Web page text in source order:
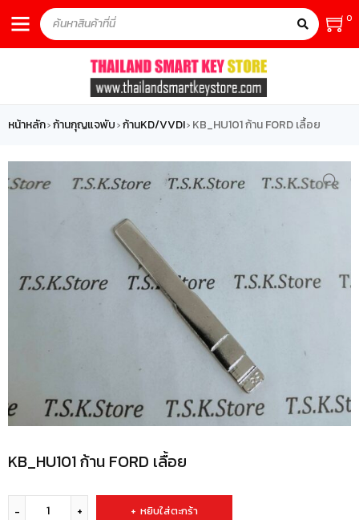
0
หน้าหลัก›ก้านกุญแจพับ›ก้านKD/VVDI› KB_HU101 ก้าน FORD เลื้อย
KB_HU101 ก้าน FORD เลื้อย
หยิบใส่ตะกร้า